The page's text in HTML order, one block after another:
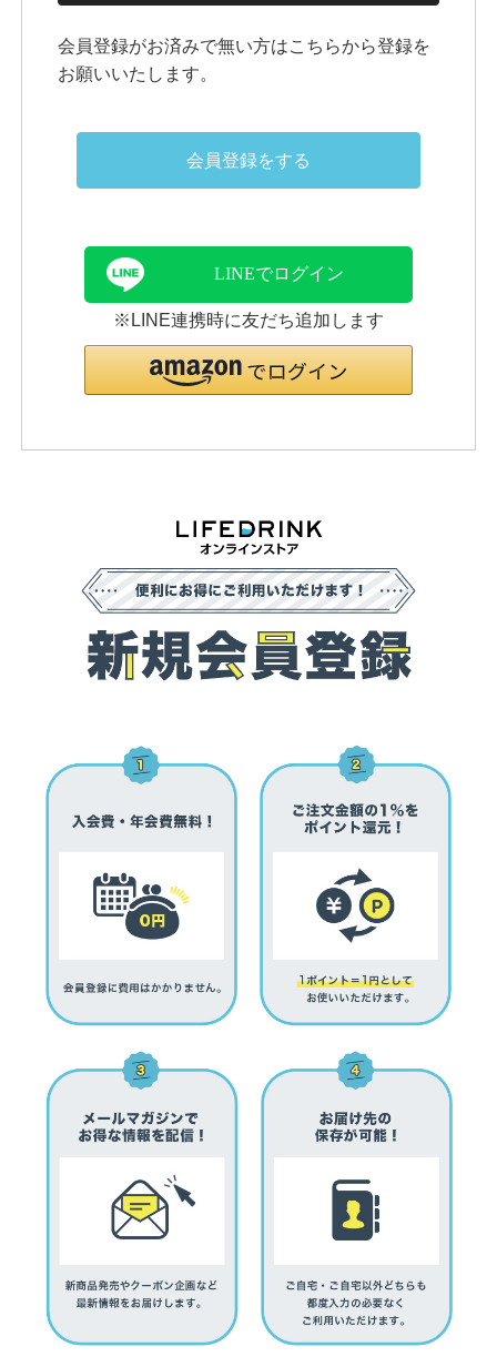
会員登録がお済みで無い方はこちらから登録を
お願いいたします。
会員登録をする
LINEでログイン
※LINE連携時に友だち追加します